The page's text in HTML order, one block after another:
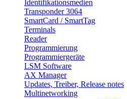
Identifikationsmedien
Transponder 3064
SmartCard / SmartTag
Terminals
Reader
Programmierung
Programmiergeräte
LSM Software
AX Manager
Updates, Treiber, Release notes
Multinetworking